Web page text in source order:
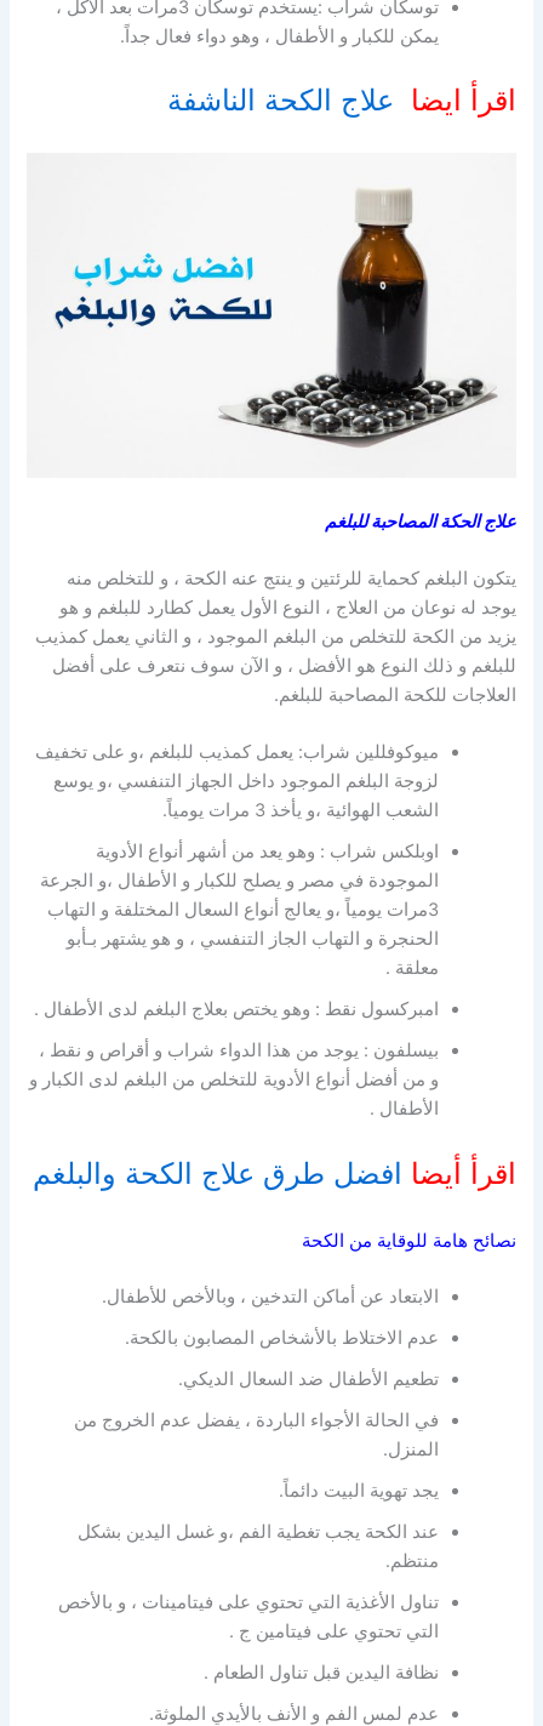
توسكان شراب :يستخدم توسكان 3مرات بعد الأكل ،
يمكن للكبار و الأطفال ، وهو دواء فعال جداً.
اقرأ ايضا علاج الكحة الناشفة
علاج الحكة المصاحبة للبلغم
يتكون البلغم كحماية للرئتين و ينتج عنه الكحة ، و للتخلص منه
يوجد له نوعان من العلاج ، النوع الأول يعمل كطارد للبلغم و هو
يزيد من الكحة للتخلص من البلغم الموجود ، و الثاني يعمل كمذيب
للبلغم و ذلك النوع هو الأفضل ، و الآن سوف نتعرف على أفضل
العلاجات للكحة المصاحبة للبلغم.
ميوكوفللين شراب: يعمل كمذيب للبلغم ،و على تخفيف
لزوجة البلغم الموجود داخل الجهاز التنفسي ،و يوسع
الشعب الهوائية ،و يأخذ 3 مرات يومياً.
اوبلكس شراب : وهو يعد من أشهر أنواع الأدوية
الموجودة في مصر و يصلح للكبار و الأطفال ،و الجرعة
3مرات يومياً ،و يعالج أنواع السعال المختلفة و التهاب
الحنجرة و التهاب الجاز التنفسي ، و هو يشتهر بـأبو
معلقة .
امبركسول نقط : وهو يختص بعلاج البلغم لدى الأطفال .
بيسلفون : يوجد من هذا الدواء شراب و أقراص و نقط ،
و من أفضل أنواع الأدوية للتخلص من البلغم لدى الكبار و
الأطفال .
اقرأ أيضا افضل طرق علاج الكحة والبلغم
نصائح هامة للوقاية من الكحة
الابتعاد عن أماكن التدخين ، وبالأخص للأطفال.
عدم الاختلاط بالأشخاص المصابون بالكحة.
تطعيم الأطفال ضد السعال الديكي.
في الحالة الأجواء الباردة ، يفضل عدم الخروج من
المنزل.
يجد تهوية البيت دائماً.
عند الكحة يجب تغطية الفم ،و غسل اليدين بشكل
منتظم.
تناول الأغذية التي تحتوي على فيتامينات ، و بالأخص
التي تحتوي على فيتامين ج .
نظافة اليدين قبل تناول الطعام .
عدم لمس الفم و الأنف بالأيدي الملوثة.